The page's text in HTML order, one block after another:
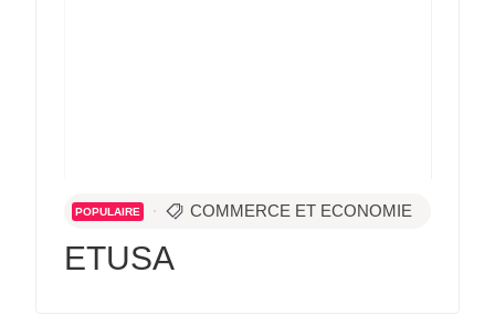
POPULAIRE COMMERCE ET ECONOMIE
ETUSA